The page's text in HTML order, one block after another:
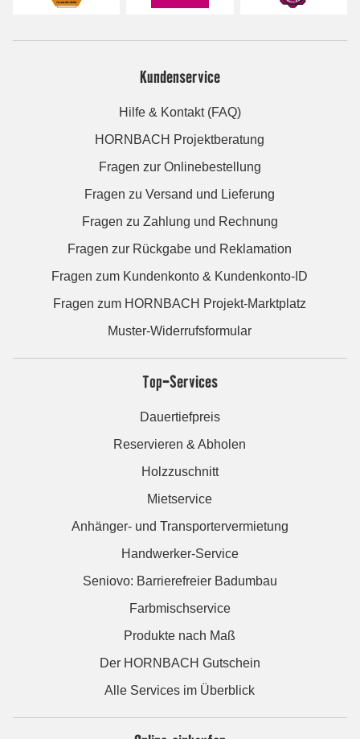
Kundenservice
Hilfe & Kontakt (FAQ)
HORNBACH Projektberatung
Fragen zur Onlinebestellung
Fragen zu Versand und Lieferung
Fragen zu Zahlung und Rechnung
Fragen zur Rückgabe und Reklamation
Fragen zum Kundenkonto & Kundenkonto-ID
Fragen zum HORNBACH Projekt-Marktplatz
Muster-Widerrufsformular
Top-Services
Dauertiefpreis
Reservieren & Abholen
Holzzuschnitt
Mietservice
Anhänger- und Transportervermietung
Handwerker-Service
Seniovo: Barrierefreier Badumbau
Farbmischservice
Produkte nach Maß
Der HORNBACH Gutschein
Alle Services im Überblick